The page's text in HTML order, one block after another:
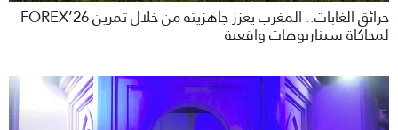
حرائق الغابات.. المغرب يعزز جاهزيته من خلال تمرين FOREX’26
لمحاكاة سيناريوهات واقعية